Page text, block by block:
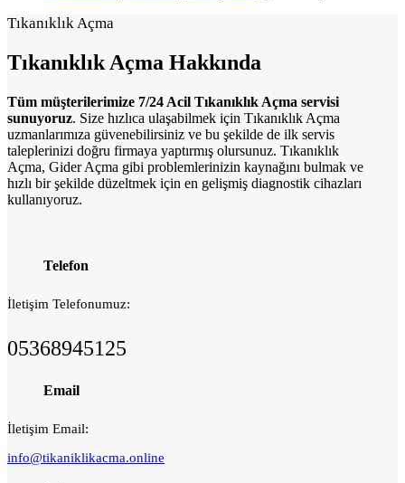
Tıkanıklık Açma
TıkanıklıkAçma Hakkında
Tüm müşterilerimize 7/24 Acil Tıkanıklık Açma servisi
sunuyoruz. Size hızlıca ulaşabilmek için Tıkanıklık Açma
uzmanlarımıza güvenebilirsiniz ve bu şekilde de ilk servis
taleplerinizi doğru firmaya yaptırmış olursunuz. Tıkanıklık
Açma, Gider Açma gibi problemlerinizin kaynağını bulmak ve
hızlı bir şekilde düzeltmek için en gelişmiş diagnostik cihazları
kullanıyoruz.
Telefon
İletişim Telefonumuz:
05368945125
Email
İletişim Email:
info@tikaniklikacma.online